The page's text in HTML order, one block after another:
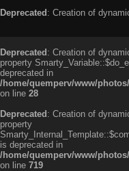
Deprecated: Creation of
Deprecated: Creation of
property
deprecated in
/home/quemperv/www/
on line 28
Deprecated: Creation of
property
is deprecated in
/home/quemperv/www/
on line 719